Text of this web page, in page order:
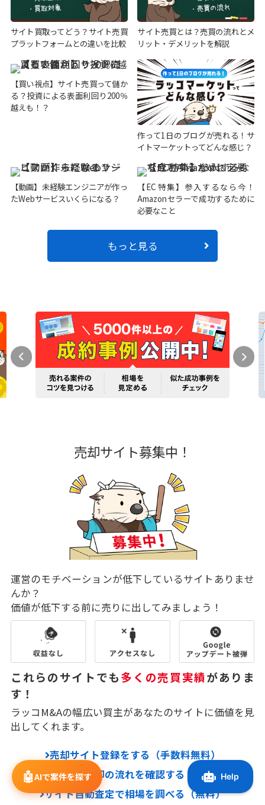
サイト買取ってどう？サイト売買
プラットフォームとの違いを比較
サイト売買とは？売買の流れとメ
リット・デメリットを解説
【買い視点】サイト売買って儲か
る？投資による表面利回り200％
越えも！？
作って1日のブログが売れる！サ
イトマーケットってどんな感じ？
【動画】未経験エンジニアが作っ
たWebサービスいくらになる？
【EC特集】参入するなら今！
Amazonセラーで成功するために
必要なこと
もっと見る
売却サイト募集中！
運営のモチベーションが低下しているサイトありませ
んか？
価値が低下する前に売りに出してみましょう！
これらのサイトでも多くの売買実績がありま
す！
ラッコM&Aの幅広い買主があなたのサイトに価値を見
出してくれます。
売却サイト登録をする（手数料無料）
売却の流れを確認する
サイト自動査定で相場を調べる（無料）
🤖AIで案件を探す